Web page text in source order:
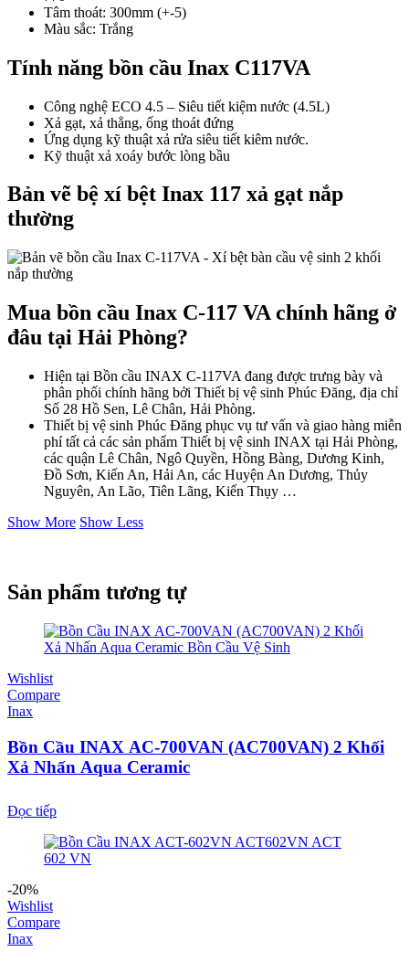
Tâm thoát: 300mm (+-5)
Màu sắc: ​Trắng
Tính năng bồn cầu Inax C117VA
Công nghệ ECO 4.5 – Siêu tiết kiệm nước (4.5L)
Xả gạt, xả thẳng, ống thoát đứng
Ứng dụng kỹ thuật xả rửa siêu tiết kiêm nước.
Kỹ thuật xả xoáy bước lòng bầu
Bản vẽ bệ xí bệt Inax 117 xả gạt nắp
thường
Mua bồn cầu Inax C-117 VA chính hãng ở
đâu tại Hải Phòng?
Hiện tại Bồn cầu INAX C-117VA đang được trưng bày và
phân phối chính hãng bởi Thiết bị vệ sinh Phúc Đăng, địa chỉ
Số 28 Hồ Sen, Lê Chân, Hải Phòng.
Thiết bị vệ sinh Phúc Đăng phục vụ tư vấn và giao hàng miễn
phí tất cả các sản phẩm Thiết bị vệ sinh INAX tại Hải Phòng,
các quận Lê Chân, Ngô Quyền, Hồng Bàng, Dương Kinh,
Đồ Sơn, Kiến An, Hải An, các Huyện An Dương, Thủy
Nguyên, An Lão, Tiên Lãng, Kiến Thụy …
Show More Show Less
Sản phẩm tương tự
Wishlist
Compare
Inax
Bồn Cầu INAX AC-700VAN (AC700VAN) 2 Khối
Xả Nhấn Aqua Ceramic
Đọc tiếp
-20%
Wishlist
Compare
Inax